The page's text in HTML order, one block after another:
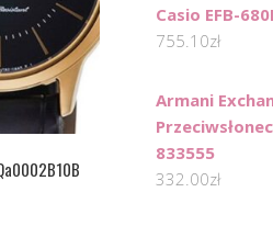
Casio EFB-
755.10zł
Armani
833555
332.00zł